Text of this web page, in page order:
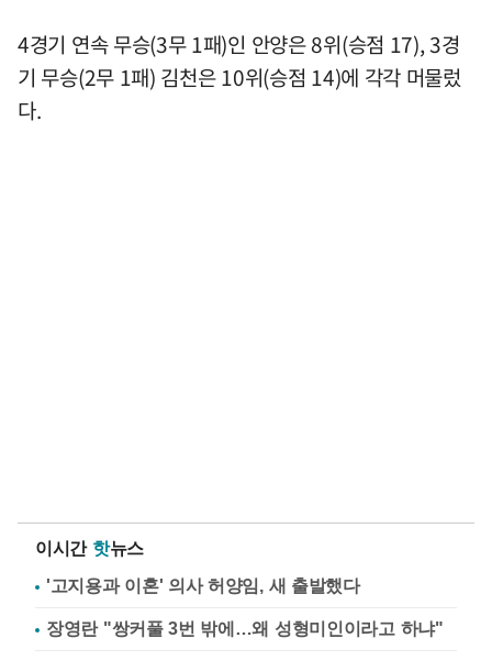
4경기 연속 무승(3무 1패)인 안양은 8위(승점 17), 3경
기 무승(2무 1패) 김천은 10위(승점 14)에 각각 머물렀
다.
이시간 핫뉴스
'고지용과 이혼' 의사 허양임, 새 출발했다
장영란 "쌍커풀 3번 밖에…왜 성형미인이라고 하냐"